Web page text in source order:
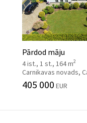
Pārdod māju
4 ist., 1 st., 164 m2
Carnikavas novads,
405 000 EUR